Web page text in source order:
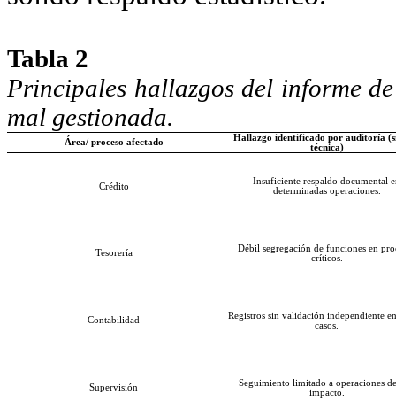
Tabla 2
Principales hallazgos del informe
mal gestionada.
Área/ proceso afectado
Hallazgo identificado por auditoría
técnica)
Crédito
Insuficiente respaldo documental
determinadas operaciones.
Tesorería
Débil segregación de funciones en
críticos.
Contabilidad
Registros sin validación independiente
casos.
Supervisión
Seguimiento limitado a operaciones
impacto.